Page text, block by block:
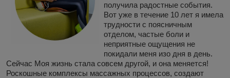
получила радостные события.
Вот уже в течение 10 лет я имела
трудности с поясничным
отделом, частые боли и
неприятные ощущения не
покидали меня изо дня в день.
Сейчас Моя жизнь стала совсем другой, и она меняется!
Роскошные комплексы массажных процессов, создают